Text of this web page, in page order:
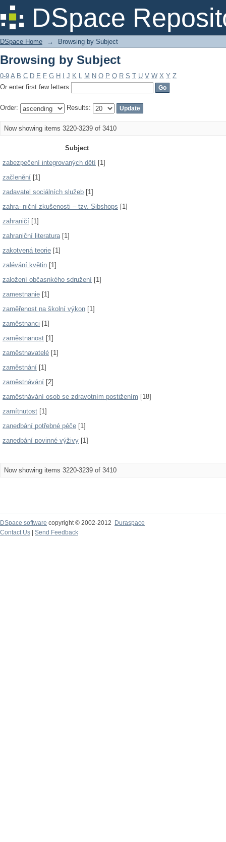
DSpace
Browsing by Subject
DSpace Home → Browsing by Subject
Browsing by Subject
0-9 A B C D E F G H J K L M N O P Q R S T U V W X Y Z
Or enter first few letters:
Order: Results:
Now showing items 3220-3239 of 3410
Subject
zabezpečení integrovaných dětí [1]
začlenění [1]
zadavatel sociálních služeb [1]
zahra- niční zkušenosti – tzv. Sibshops [1]
zahraničí [1]
zahraniční literatura[1]
zakotvená teorie [1]
zalévání květin [1]
založení občasnkého sdružení [1]
zamestnanie [1]
zaměřenost na školní výkon [1]
zaměstnanci [1]
zaměstnanost [1]
zaměstnavatelé [1]
zaměstnání [1]
zaměstnávání [2]
zaměstnávání osob se zdravotním postižením [18]
zamítnutost [1]
zanedbání potřebné péče [1]
zanedbání povinné výživy [1]
Now showing items 3220-3239 of 3410
DSpace software copyright © 2002-2012
Duraspace
Contact Us
Send Feedback